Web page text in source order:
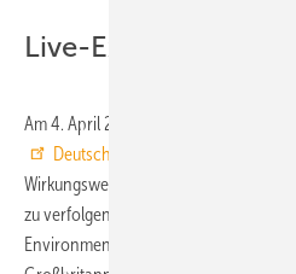
Live-Experiment
Am 4. April 2011, 15.00 Uhr, gibt es
Deutschen Kupferinstituts
Wirkungsweise antimikrobiellen
zu verfolgen. Professor Bill Keevil,
Environmental Healthcare Unit der